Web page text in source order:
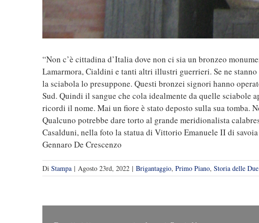
“Non c’è cittadina d’Italia dove non ci sia un bronzeo
Lamarmora, Cialdini e tanti altri illustri guerrieri. Se ne
la sciabola lo presuppone. Questi bronzei signori hanno
Sud. Quindi il sangue che cola idealmente da quelle
ricordi il nome. Mai un fiore è stato deposto sulla sua tomba.
Qualcuno potrebbe dare torto al grande meridionalista
Casalduni, nella foto la statua di Vittorio Emanuele II di
Gennaro De Crescenzo
Di Stampa | Agosto 23rd, 2022 | Brigantaggio, Primo Piano, Storia delle